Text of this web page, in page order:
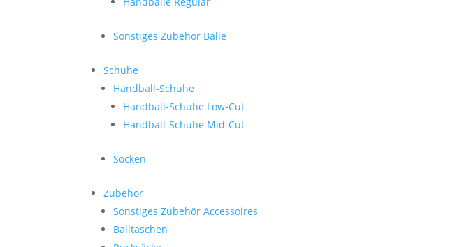
Sonstiges Zubehör Bälle
Schuhe
Handball-Schuhe
Handball-Schuhe Low-Cut
Handball-Schuhe Mid-Cut
Socken
Zubehör
Sonstiges Zubehör Accessoires
Balltaschen